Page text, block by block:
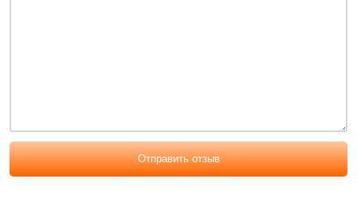
Отправить отзыв